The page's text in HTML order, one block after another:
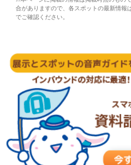
写真撮影に行列ができるほどです
合がありますので、各スポットの最新情報
でご確認ください。